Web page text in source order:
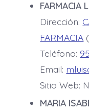
FARMACIA
Dirección:
FARMACIA
Teléfono:
Email:
Sitio Web:
MARIA